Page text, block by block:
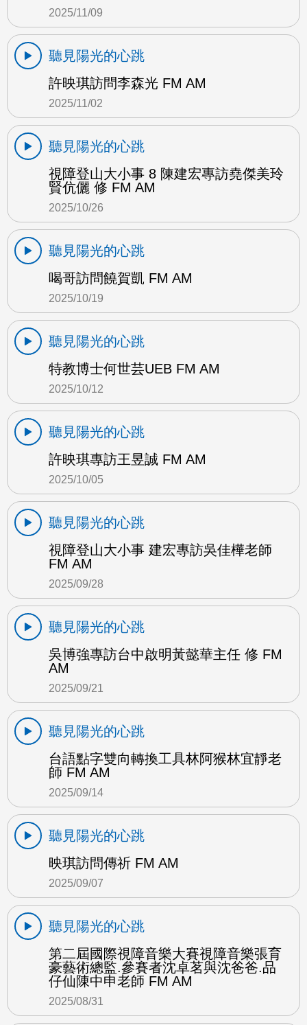
2025/11/09
聽見陽光的心跳
許映琪訪問李森光 FM AM
2025/11/02
聽見陽光的心跳
視障登山大小事 8 陳建宏專訪堯傑美玲
賢伉儷 修 FM AM
2025/10/26
聽見陽光的心跳
喝哥訪問饒賀凱 FM AM
2025/10/19
聽見陽光的心跳
特教博士何世芸UEB FM AM
2025/10/12
聽見陽光的心跳
許映琪專訪王昱誠 FM AM
2025/10/05
聽見陽光的心跳
視障登山大小事 建宏專訪吳佳樺老師
FM AM
2025/09/28
聽見陽光的心跳
吳博強專訪台中啟明黃懿華主任 修 FM
AM
2025/09/21
聽見陽光的心跳
台語點字雙向轉換工具林阿猴林宜靜老
師 FM AM
2025/09/14
聽見陽光的心跳
映琪訪問傳祈 FM AM
2025/09/07
聽見陽光的心跳
第二屆國際視障音樂大賽視障音樂張育
豪藝術總監.參賽者沈卓茗與沈爸爸.品
仔仙陳中申老師 FM AM
2025/08/31